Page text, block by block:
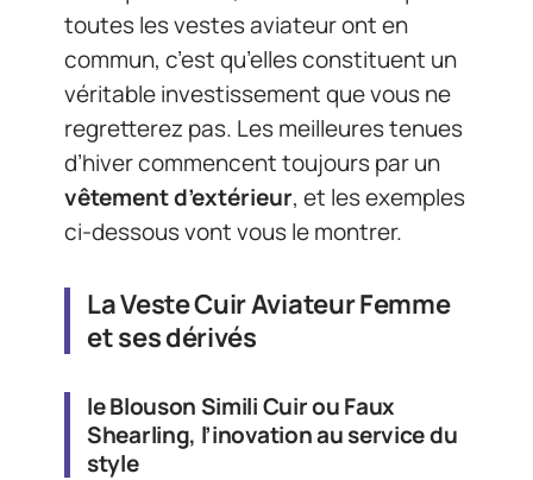
toutes les vestes aviateur ont en
commun, c’est qu’elles constituent un
véritable investissement que vous ne
regretterez pas. Les meilleures tenues
d’hiver commencent toujours par un
vêtement d’extérieur, et les exemples
ci-dessous vont vous le montrer.
La Veste Cuir Aviateur Femme
et ses dérivés
le Blouson Simili Cuir ou Faux
Shearling, l’inovation au service du
style